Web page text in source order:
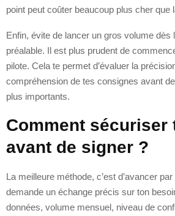
point peut coûter beaucoup plus cher que
Enfin, évite de lancer un gros volume dès
préalable. Il est plus prudent de
pilote. Cela te permet d’évaluer la
compréhension de tes consignes avant
plus importants.
Comment sécuriser
avant de signer ?
La meilleure méthode, c’est d’avancer par
demande un échange précis sur ton
données, volume mensuel, niveau de